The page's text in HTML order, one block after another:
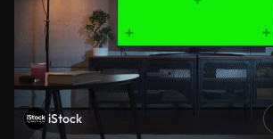
iStock